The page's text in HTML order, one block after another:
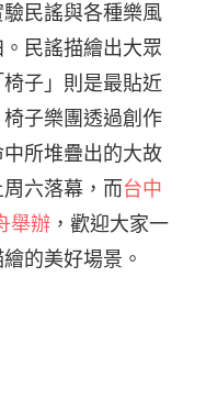
民謠與各種樂風
民謠描繪出大眾
子」則是最貼近
子樂團透過創作
所堆疊出的大故
六落幕，而台中
舉辦 ，歡迎大家一
的美好場景。